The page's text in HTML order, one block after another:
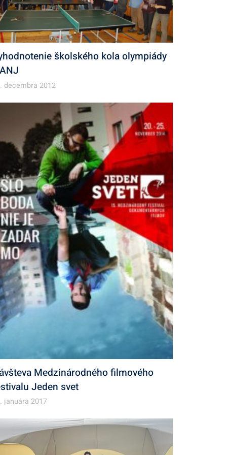
školského kola olympiády
decembra 2012
Medzinárodného filmového
Jeden svet
januára 2017